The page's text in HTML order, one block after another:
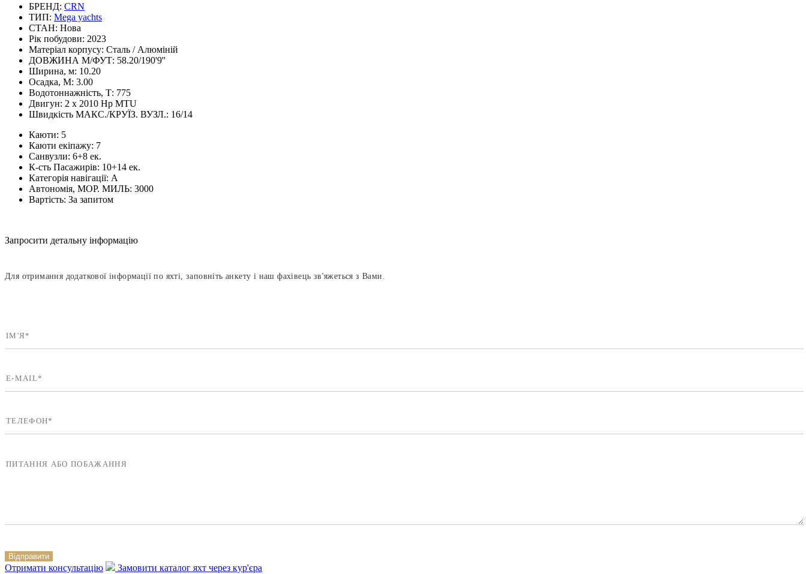
БРЕНД: CRN
ТИП: Mega yachts
СТАН: Нова
Рік побудови: 2023
Матеріал корпусу: Сталь / Алюміній
ДОВЖИНА М/ФУТ: 58.20/190'9''
Ширина, м: 10.20
Осадка, М: 3.00
Водотоннажність, Т: 775
Двигун: 2 x 2010 Hp MTU
Швидкість МАКС./КРУЇЗ. ВУЗЛ.: 16/14
Каюти: 5
Каюти екіпажу: 7
Санвузли: 6+8 eк.
К-сть Пасажирів: 10+14 eк.
Категорія навігації: А
Автономія, МОР. МИЛЬ: 3000
Вартість: За запитом
Запросити детальну інформацію
Для отримання додаткової інформації по яхті, заповніть анкету і наш фахівець зв'яжеться з Вами.
Відправити
Отримати консультацію Замовити каталог яхт через кур'єра